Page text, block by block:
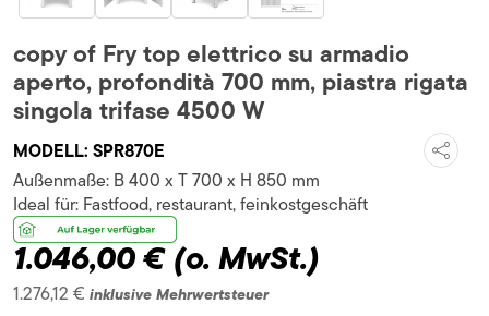
copy of Fry top elettrico su armadio
aperto, profondità 700 mm, piastra rigata
singola trifase 4500 W
MODELL: SPR870E
Außenmaße: B 400 x T 700 x H 850 mm
1.046,00 €(o. MwSt.)
1.276,12 € inklusive Mehrwertsteuer
Ideal für: Fastfood, restaurant, feinkostgeschäft